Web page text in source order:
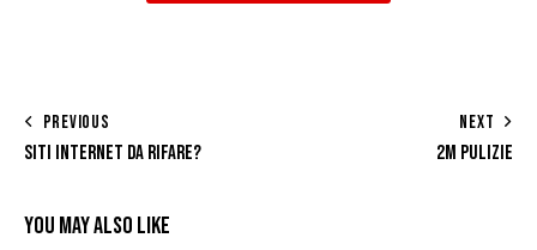
PREVIOUS
SITI INTERNET DA RIFARE?
NEXT
2M PULIZIE
YOU MAY ALSO LIKE